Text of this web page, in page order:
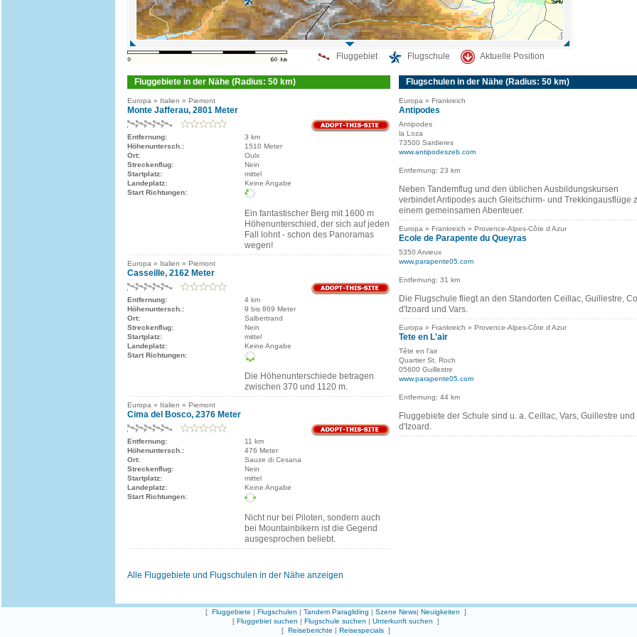
Fluggebiet Flugschule Aktuelle Position
Fluggebiete in der Nähe (Radius: 50 km)
Europa » Italien » Piemont
Monte Jafferau, 2801 Meter
Entfernung:
3 km
Höhenuntersch.:
1510 Meter
Ort:
Oulx
Streckenflug:
Nein
Startplatz:
mittel
Landeplatz:
Keine Angabe
Start Richtungen:
Ein fantastischer Berg mit 1600 m
Höhenunterschied, der sich auf jeden
Fall lohnt - schon des Panoramas
wegen!
Europa » Italien » Piemont
Casseille, 2162 Meter
Entfernung:
4 km
Höhenuntersch.:
9 bis 869 Meter
Ort:
Salbertrand
Streckenflug:
Nein
Startplatz:
mittel
Landeplatz:
Keine Angabe
Start Richtungen:
Die Höhenunterschiede betragen
zwischen 370 und 1120 m.
Europa » Italien » Piemont
Cima del Bosco, 2376 Meter
Entfernung:
11 km
Höhenuntersch.:
476 Meter
Ort:
Sauze di Cesana
Streckenflug:
Nein
Startplatz:
mittel
Landeplatz:
Keine Angabe
Start Richtungen:
Nicht nur bei Piloten, sondern auch
bei Mountainbikern ist die Gegend
ausgesprochen beliebt.
Flugschulen in der Nähe (Radius: 50 km)
Europa » Frankreich
Antipodes
Antipodes
la Loza
73500 Sardieres
www.antipodeszeb.com
Entfernung: 23 km
Neben Tandemflug und den üblichen Ausbildungskursen
verbindet Antipodes auch Gleitschirm- und Trekkingausflüge
einem gemeinsamen Abenteuer.
Europa » Frankreich » Provence-Alpes-Côte d Azur
Ecole de Parapente du Queyras
5350 Arvieux
www.parapente05.com
Entfernung: 31 km
Die Flugschule fliegt an den Standorten Ceillac, Guillestre,
d'Izoard und Vars.
Europa » Frankreich » Provence-Alpes-Côte d Azur
Tete en L'air
Tête en l'air
Quartier St. Roch
05600 Guillestre
www.parapente05.com
Entfernung: 44 km
Fluggebiete der Schule sind u. a. Ceillac, Vars, Guillestre und
d'Izoard.
Alle Fluggebiete und Flugschulen in der Nähe anzeigen
[ Fluggebiete | Flugschulen | Tandem Paragliding | Szene News| Neuigkeiten ]
[ Fluggebiet suchen | Flugschule suchen | Unterkunft suchen ]
[ Reiseberichte | Reisespecials ]